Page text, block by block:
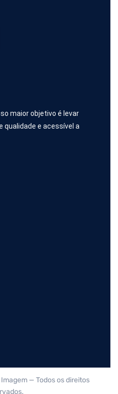
maior objetivo é levar
e acessível a
— Todos os direitos